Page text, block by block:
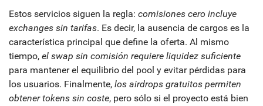
Estos servicios siguen la regla: comisiones cero incluye
exchanges sin tarifas. Es decir, la ausencia de cargos es la
característica principal que define la oferta. Al mismo
tiempo, el swap sin comisión requiere liquidez suficiente
para mantener el equilibrio del pool y evitar pérdidas para
los usuarios. Finalmente, los airdrops gratuitos permiten
obtener tokens sin coste, pero sólo si el proyecto está bien